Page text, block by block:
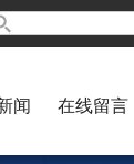
闻 在线留言